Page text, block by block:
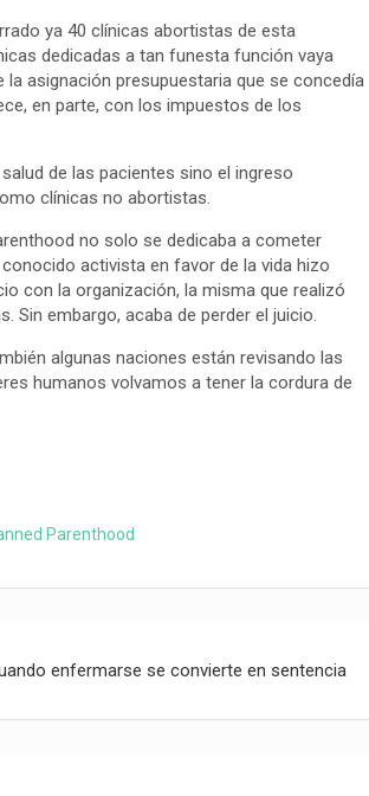
ya 40 clínicas abortistas de esta
dedicadas a tan funesta función vaya
asignación presupuestaria que se concedía
en parte, con los impuestos de los
de las pacientes sino el ingreso
clínicas no abortistas.
no solo se dedicaba a cometer
activista en favor de la vida hizo
con la organización, la misma que realizó
Sin embargo, acaba de perder el juicio.
algunas naciones están revisando las
humanos volvamos a tener la cordura de
Parenthood
enfermarse se convierte en sentencia